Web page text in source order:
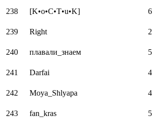
238 [K•o•C•T•u•K] 6
239 Right 2
240 плавали_знаем 5
241 Darfai 4
242 Moya_Shlyapa 4
243 fan_kras 5